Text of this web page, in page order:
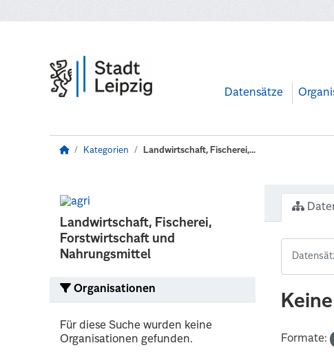
Datensätze
Kategorien Landwirtschaft, Fischerei,...
Landwirtschaft, Fischerei,
Forstwirtschaft und
Nahrungsmittel
Organisationen
Für diese Suche wurden keine
Organisationen gefunden.
Formate: